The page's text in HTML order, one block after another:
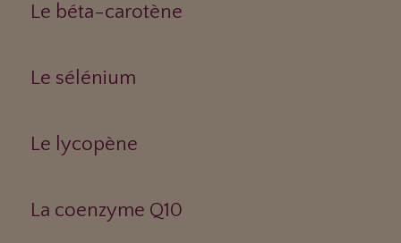
Le béta-carotène
Le sélénium
Le lycopène
La coenzyme Q10